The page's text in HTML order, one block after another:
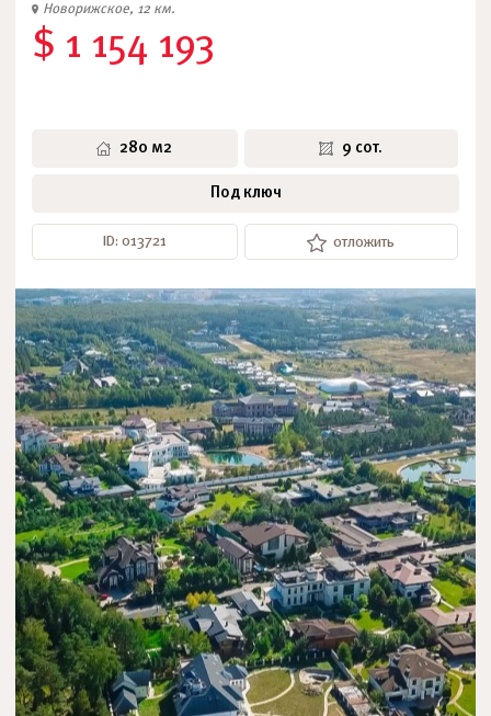
Новорижское, 12 км.
$ 1 154 193
280 м2 9 сот.
Под ключ
ID: 013721 отложить